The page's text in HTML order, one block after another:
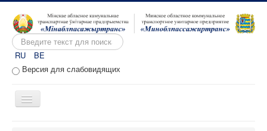
Искать...
RU
BE
Версия для слабовидящих
Включить/